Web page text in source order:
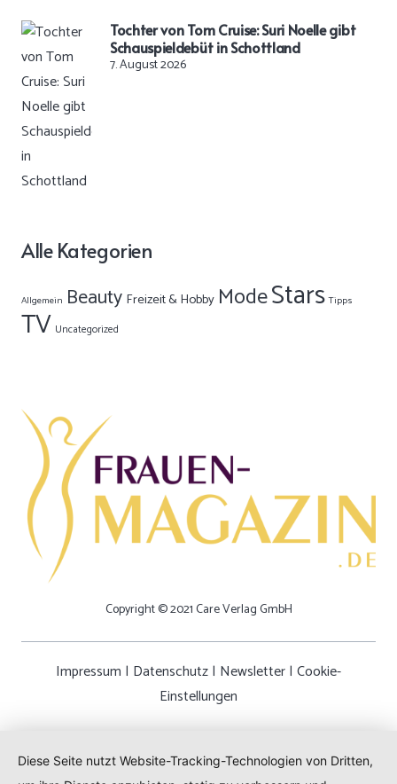
Tochter von Tom Cruise: Suri Noelle gibt
Schauspieldebüt in Schottland
7. August 2026
Alle Kategorien
Allgemein Beauty Freizeit & Hobby ModeStars Tipps
TV Uncategorized
Copyright © 2021 Care Verlag GmbH
Impressum | Datenschutz| Newsletter| Cookie-
Einstellungen
Diese Seite nutzt Website-Tracking-Technologien von Dritten,